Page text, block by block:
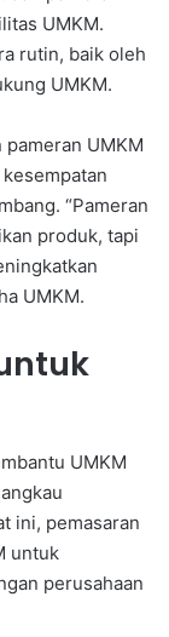
UMKM.
rutin, baik oleh
UMKM.
UMKM
“Pameran
produk, tapi
UMKM.
UMKM
ini, pemasaran
untuk
perusahaan